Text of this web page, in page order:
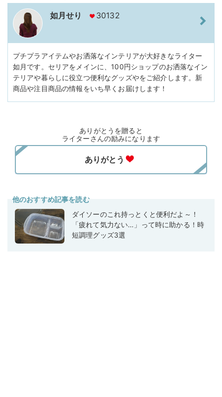
如月せり 30132
プチプラアイテムやお洒落なインテリアが大好きなライター
如月です。セリアをメインに、100円ショップのお洒落なイン
テリアや暮らしに役立つ便利なグッズやをご紹介します。新
商品や注目商品の情報をいち早くお届けします！
ありがとうを贈ると
ライターさんの励みになります
他のおすすめ記事を読む
ダイソーのこれ持っとくと便利だよ～！
「疲れて気力ない…」って時に助かる！時
短調理グッズ3選